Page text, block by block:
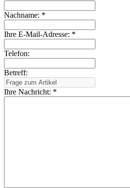
Nachname: *
Ihre E-Mail-Adresse: *
Telefon:
Betreff:
Ihre Nachricht: *